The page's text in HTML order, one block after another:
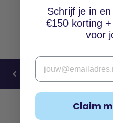
Schrijf je in
€150 korting
voor
Email
Claim